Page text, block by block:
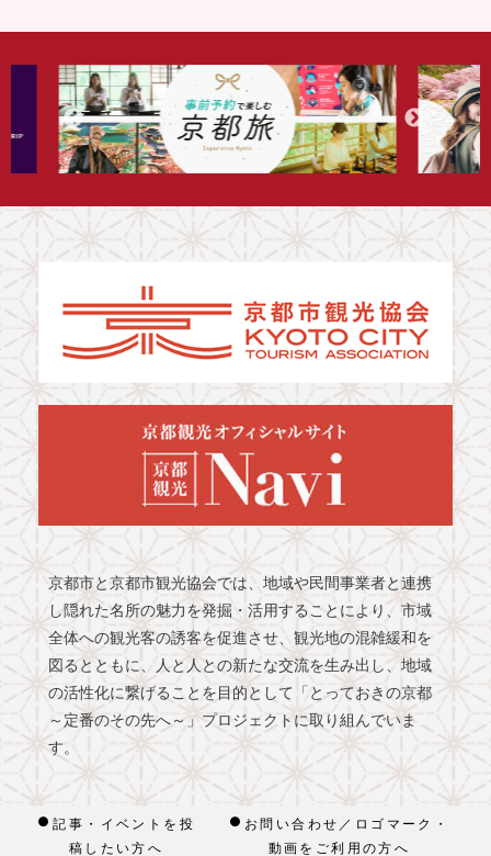
京都市と京都市観光協会では、地域や民間事業者と連携
し隠れた名所の魅力を発掘・活用することにより、市域
全体への観光客の誘客を促進させ、観光地の混雑緩和を
図るとともに、人と人との新たな交流を生み出し、地域
の活性化に繋げることを目的として「とっておきの京都
～定番のその先へ～」プロジェクトに取り組んでいま
す。
記事・イベントを投
稿したい方へ
お問い合わせ／ロゴマーク・
動画をご利用の方へ